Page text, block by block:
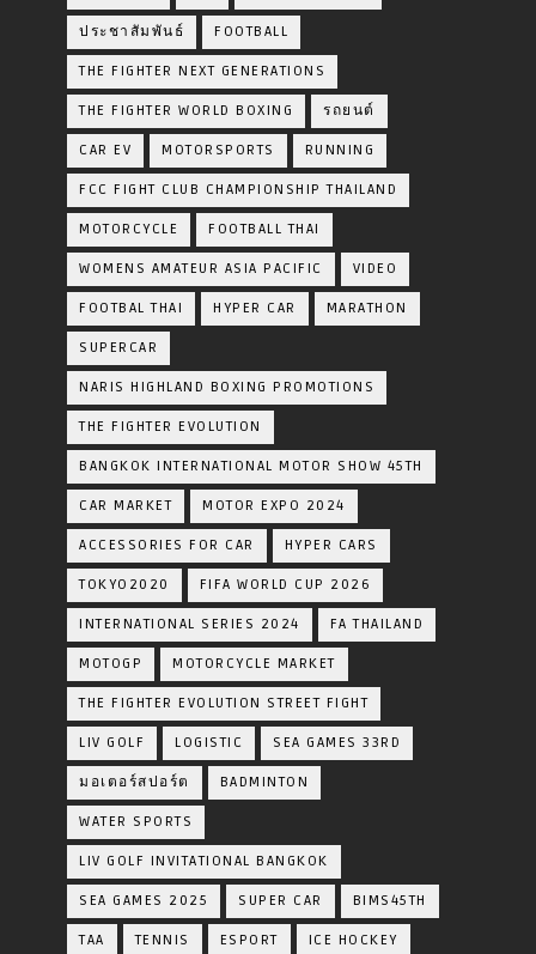
ประชาสัมพันธ์ FOOTBALL
THE FIGHTER NEXT GENERATIONS
THE FIGHTER WORLD BOXING รถยนต์
CAR EV MOTORSPORTS RUNNING
FCC FIGHT CLUB CHAMPIONSHIP THAILAND
MOTORCYCLE FOOTBALL THAI
WOMENS AMATEUR ASIA PACIFIC VIDEO
FOOTBAL THAI HYPER CAR MARATHON
SUPERCAR
NARIS HIGHLAND BOXING PROMOTIONS
THE FIGHTER EVOLUTION
BANGKOK INTERNATIONAL MOTOR SHOW 45TH
CAR MARKET MOTOR EXPO 2024
ACCESSORIES FOR CAR HYPER CARS
TOKYO2020 FIFA WORLD CUP 2026
INTERNATIONAL SERIES 2024 FA THAILAND
MOTOGP MOTORCYCLE MARKET
THE FIGHTER EVOLUTION STREET FIGHT
LIV GOLF LOGISTIC SEA GAMES 33RD
มอเตอร์สปอร์ต BADMINTON
WATER SPORTS
LIV GOLF INVITATIONAL BANGKOK
SEA GAMES 2025 SUPER CAR BIMS45TH
TAA TENNIS ESPORT ICE HOCKEY